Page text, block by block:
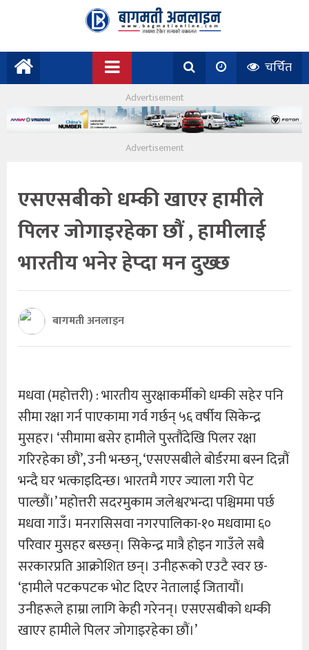
चर्चित
एसएसबीको धम्की खाएर हामीले
पिलर जोगाइरहेका छौं , हामीलाई
भारतीय भनेर हेप्दा मन दुख्छ
बागमती अनलाइन
मधवा (महोत्तरी) : भारतीय सुरक्षाकर्मीको धम्की सहेर पनि
सीमा रक्षा गर्न पाएकामा गर्व गर्छन् ५६ वर्षीय सिकेन्द्र
मुसहर। ‘सीमामा बसेर हामीले पुस्तौंदेखि पिलर रक्षा
गरिरहेका छौं’, उनी भन्छन्, ‘एसएसबीले बोर्डरमा बस्न दिन्नौं
भन्दै घर भत्काइदिन्छ। भारतमै गएर ज्याला गरी पेट
पाल्छौं।’ महोत्तरी सदरमुकाम जलेश्वरभन्दा पश्चिममा पर्छ
मधवा गाउँ। मनरासिसवा नगरपालिका-१० मधवामा ६०
परिवार मुसहर बस्छन्। सिकेन्द्र मात्रै होइन गाउँले सबै
सरकारप्रति आक्रोशित छन्। उनीहरूको एउटै स्वर छ-
‘हामीले पटकपटक भोट दिएर नेतालाई जितायौं।
उनीहरूले हाम्रा लागि केही गरेनन्। एसएसबीको धम्की
खाएर हामीले पिलर जोगाइरहेका छौं।’